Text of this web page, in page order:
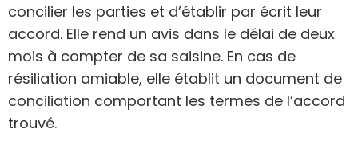
concilier les parties et d’établir par écrit leur
accord. Elle rend un avis dans le délai de deux
mois à compter de sa saisine. En cas de
résiliation amiable, elle établit un document de
conciliation comportant les termes de l’accord
trouvé.